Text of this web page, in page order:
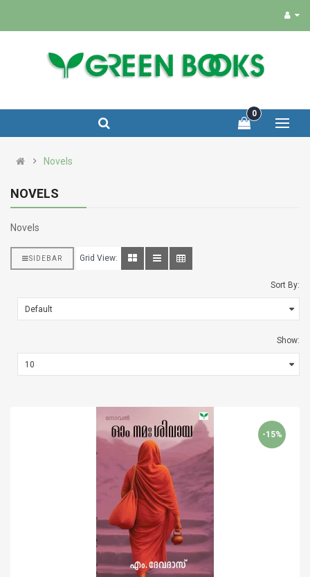
0
Novels
NOVELS
Novels
SIDEBAR Grid View:
Sort By:
Show:
-15%